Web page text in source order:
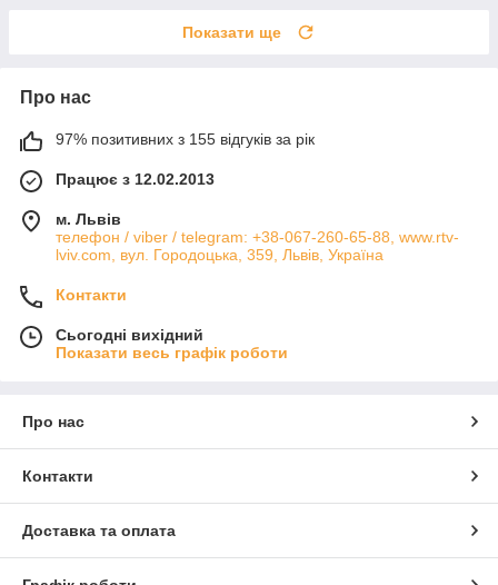
Показати ще
Про нас
97% позитивних з 155 відгуків за рік
Працює з 12.02.2013
м. Львів
телефон / viber / telegram: +38-067-260-65-88, www.rtv-
lviv.com, вул. Городоцька, 359, Львів, Україна
Контакти
Сьогодні вихідний
Показати весь графік роботи
Про нас
Контакти
Доставка та оплата